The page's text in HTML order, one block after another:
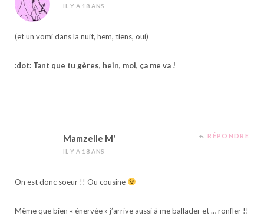
IL Y A 18 ANS
(et un vomi dans la nuit, hem, tiens, oui)
:dot: Tant que tu gères, hein, moi, ça me va !
Mamzelle M'
IL Y A 18 ANS
RÉPONDRE
On est donc soeur !! Ou cousine
Même que bien « énervée » j’arrive aussi à me ballader et … ronfler !!